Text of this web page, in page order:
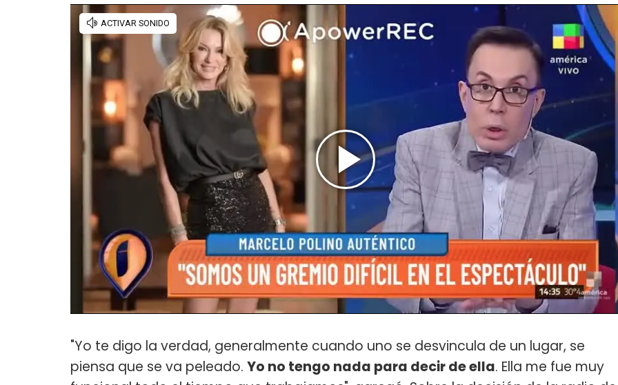
"Yo te digo la verdad, generalmente cuando uno se desvincula de un lugar, se
piensa que se va peleado. Yo no tengo nada para decir de ella. Ella me fue muy